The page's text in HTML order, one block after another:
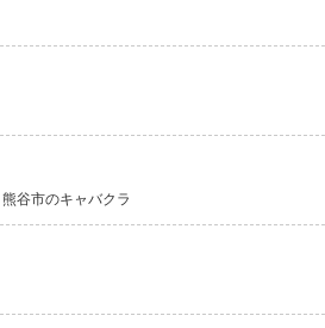
熊谷市のキャバクラ